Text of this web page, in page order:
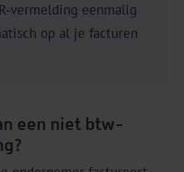
vermelding eenmalig
op al je facturen
een niet btw-